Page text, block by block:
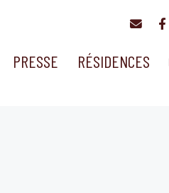
PRESSE RÉSIDENCES